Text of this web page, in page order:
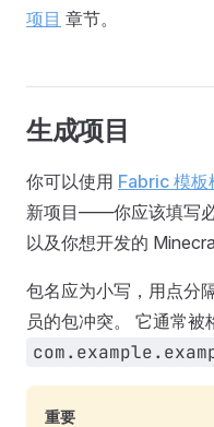
项目 章节。
生成项目
你可以使用 Fabric 模板
新项目——你应该填写
以及你想开发的
包名应为小写，用点分
员的包冲突。 它通常
重要